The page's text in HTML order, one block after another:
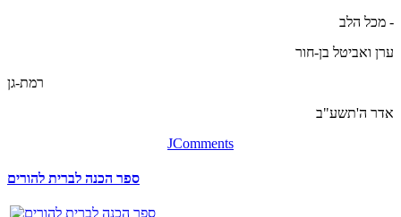
מכל הלב -
ערן ואביטל בן-חור
רמת-גן
אדר ה'תשע"ב
JComments
ספר הכנה לברית להורים